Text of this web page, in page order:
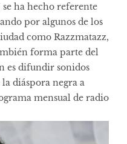
ha hecho referente
por algunos de los
como Razzmatazz,
forma parte del
es difundir sonidos
diáspora negra a
mensual de radio